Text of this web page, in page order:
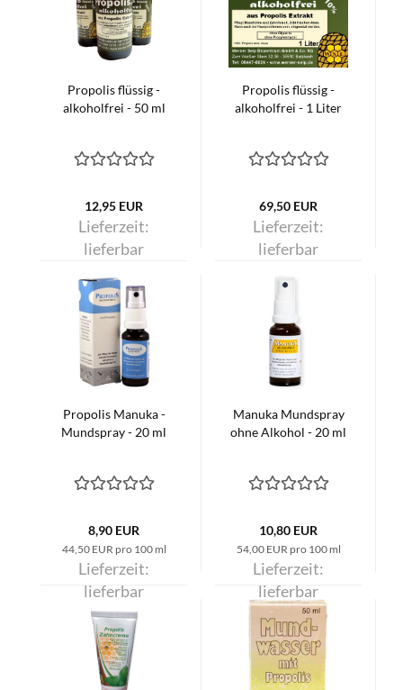
Propolis flüssig -
alkoholfrei - 50 ml
12,95 EUR
Lieferzeit:
lieferbar
Propolis flüssig -
alkoholfrei - 1 Liter
69,50 EUR
Lieferzeit:
lieferbar
Propolis Manuka -
Mundspray - 20 ml
8,90 EUR
44,50 EUR pro 100 ml
Lieferzeit:
lieferbar
Manuka Mundspray
ohne Alkohol - 20 ml
10,80 EUR
54,00 EUR pro 100 ml
Lieferzeit:
lieferbar